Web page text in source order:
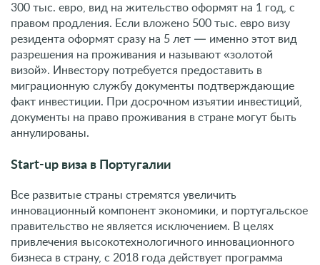
300 тыс. евро, вид на жительство оформят на 1 год, с
правом продления. Если вложено 500 тыс. евро визу
резидента оформят сразу на 5 лет — именно этот вид
разрешения на проживания и называют «золотой
визой». Инвестору потребуется предоставить в
миграционную службу документы подтверждающие
факт инвестиции. При досрочном изъятии инвестиций,
документы на право проживания в стране могут быть
аннулированы.
Start-up виза в Португалии
Все развитые страны стремятся увеличить
инновационный компонент экономики, и португальское
правительство не является исключением. В целях
привлечения высокотехнологичного инновационного
бизнеса в страну, с 2018 года действует программа